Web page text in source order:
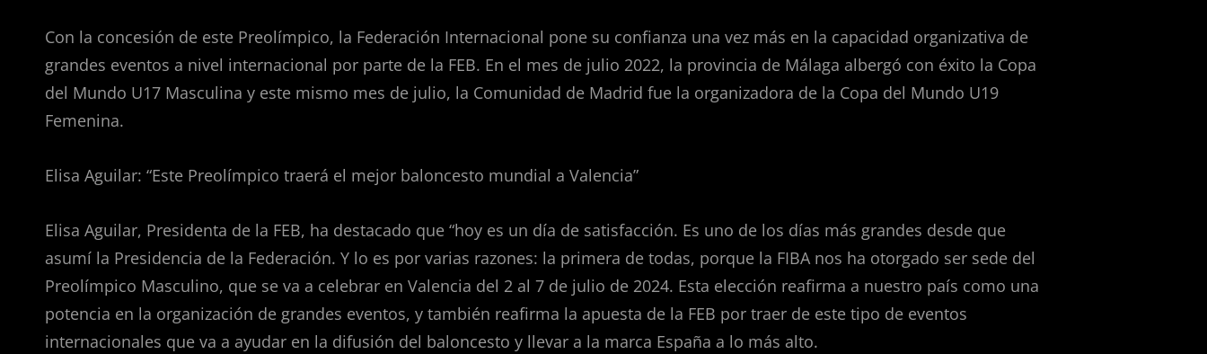
Con la concesión de este Preolímpico, la Federación Internacional pone su confianza una vez más en la capacidad organizativa de
grandes eventos a nivel internacional por parte de la FEB. En el mes de julio 2022, la provincia de Málaga albergó con éxito la Copa
del Mundo U17 Masculina y este mismo mes de julio, la Comunidad de Madrid fue la organizadora de la Copa del Mundo U19
Femenina.
Elisa Aguilar: “Este Preolímpico traerá el mejor baloncesto mundial a Valencia”
Elisa Aguilar, Presidenta de la FEB, ha destacado que “hoy es un día de satisfacción. Es uno de los días más grandes desde que
asumí la Presidencia de la Federación. Y lo es por varias razones: la primera de todas, porque la FIBA nos ha otorgado ser sede del
Preolímpico Masculino, que se va a celebrar en Valencia del 2 al 7 de julio de 2024. Esta elección reafirma a nuestro país como una
potencia en la organización de grandes eventos, y también reafirma la apuesta de la FEB por traer de este tipo de eventos
internacionales que va a ayudar en la difusión del baloncesto y llevar a la marca España a lo más alto.